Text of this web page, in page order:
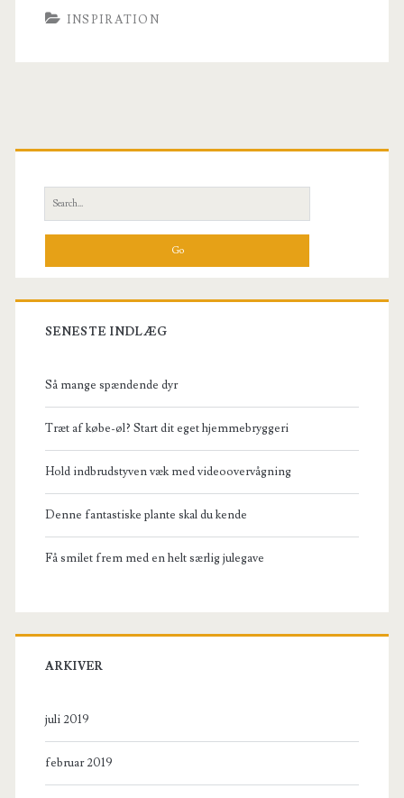
INSPIRATION
Primary
Sidebar
Search
for:
SENESTE INDLÆG
Så mange spændende dyr
Træt af købe-øl? Start dit eget hjemmebryggeri
Hold indbrudstyven væk med videoovervågning
Denne fantastiske plante skal du kende
Få smilet frem med en helt særlig julegave
ARKIVER
juli 2019
februar 2019